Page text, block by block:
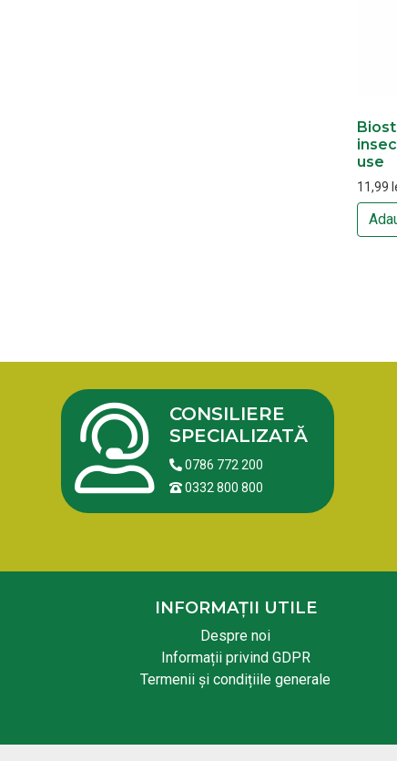
use
11,99
CONSILIERE
SPECIALIZATĂ
0786 772 200
0332 800 800
INFORMAȚII UTILE
Despre noi
Informații privind GDPR
Termenii și condițiile generale